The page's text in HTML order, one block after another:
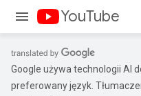
YouTube
Google używa technologii AI
preferowany język.